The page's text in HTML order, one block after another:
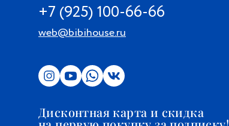
+7 (925) 100-66-66
web@bibihouse.ru
Дисконтная карта и скидка